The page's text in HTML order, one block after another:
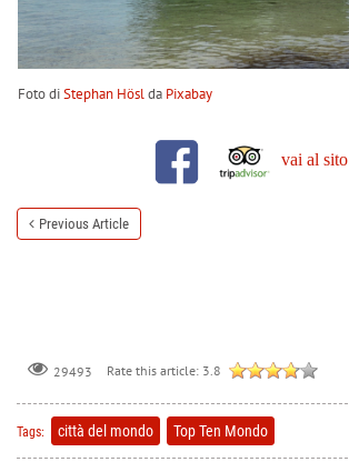
Foto diStephan Höslda Pixabay
vai al sito
Previous Article
29493 Rate this article: 3.8
Tags: città del mondo Top Ten Mondo